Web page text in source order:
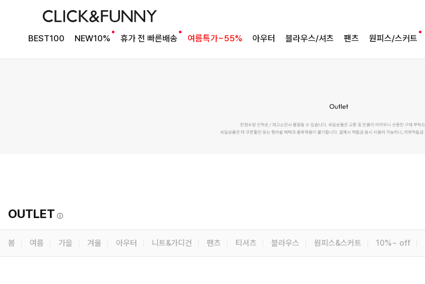
BEST100 NEW10% 휴가 전 빠른배송 여름특가~55% 아우터 블라우스/셔츠 팬츠 원피스/스커트
OUTLET ⓘ
봄 여름 가을 겨울 아우터 니트&가디건 팬츠 티셔츠 블라우스 원피스&스커트 10%~ off